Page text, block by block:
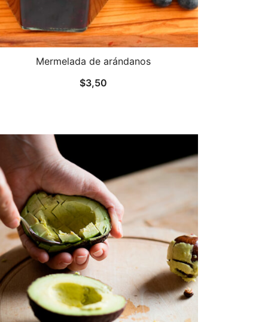
Mermelada de arándanos
$3,50